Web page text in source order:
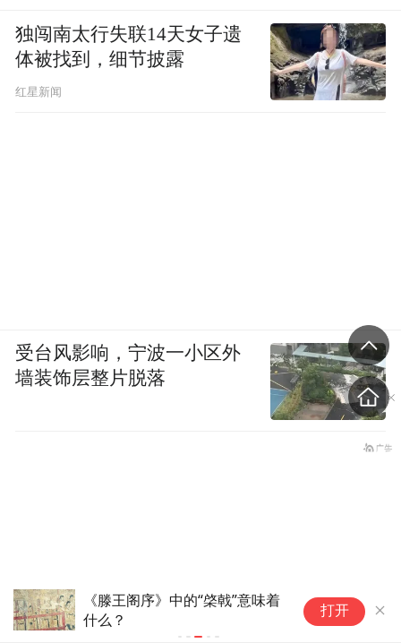
职场人必看！从平民到大明首
辅，张居正的破局之道，全写在
打开
独闯南太行失联14天女子遗
体被找到，细节披露
红星新闻
受台风影响，宁波一小区外
墙装饰层整片脱落